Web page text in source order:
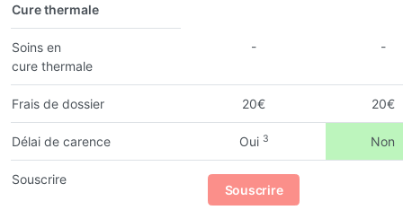
Cure thermale
Soins en
cure thermale
- -
Frais de dossier 20€ 20€
Délai de carence Oui 3 Non
Souscrire
Souscrire